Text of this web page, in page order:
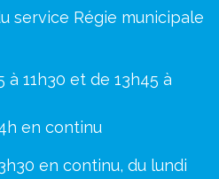
service Régie municipale
à 11h30 et de 13h45 à
en continu
en continu, du lundi